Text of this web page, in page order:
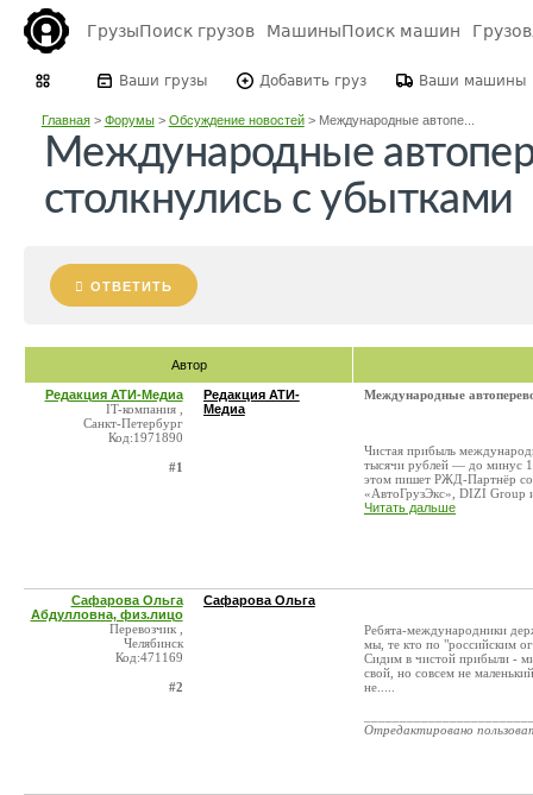
ГрузыПоиск грузов МашиныПоиск машин
Ваши грузы Добавить груз Ваши машины
Главная> Форумы> Обсуждение новостей> Международные автопе...
Международные
столкнулись с убытками
ОТВЕТИТЬ
Автор
Редакция АТИ-Медиа
IT-компания ,
Санкт-Петербург
Код:1971890
#1
Редакция АТИ-
Медиа
Международные
Чистая прибыль
тысячи рублей — до минус
этом пишет РЖД-Партнёр со
«АвтоГрузЭкс», DIZI Group
Читать дальше
Сафарова Ольга
Абдулловна, физ.лицо
Перевозчик ,
Челябинск
Код:471169
#2
Сафарова Ольга
Ребята-международники
мы, те кто по "российским
Сидим в чистой прибыли -
свой, но совсем не
не.....
Отредактировано